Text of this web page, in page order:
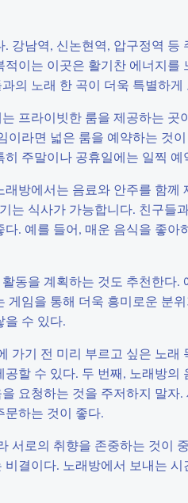
남역, 신논현역, 압구정역 등
이는 이곳은 활기찬 에너지를
의 노래 한 곡이 더욱 특별하게
프라이빗한 룸을 제공하는 곳
라면 넓은 룸을 예약하는 것
주말이나 공휴일에는 일찍 예
방에서는 음료와 안주를 함께
는 식사가 가능합니다. 친구들
. 예를 들어, 매운 음식을 좋아
동을 계획하는 것도 추천한다.
임을 통해 더욱 흥미로운 분
을 수 있다.
가기 전 미리 부르고 싶은 노래
할 수 있다. 두 번째, 노래방의
요청하는 것을 주저하지 말자
문하는 것이 좋다.
서로의 취향을 존중하는 것이
결이다. 노래방에서 보내는